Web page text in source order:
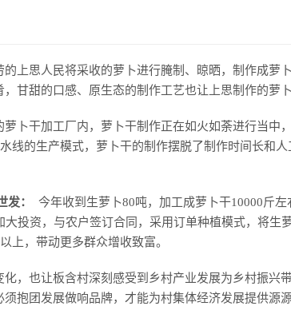
上思人民将采收的萝卜进行腌制、晾晒，制作成萝
甘甜的口感、原生态的制作工艺也让上思制作的萝
卜干加工厂内，萝卜干制作正在如火如荼进行当中
线的生产模式，萝卜干的制作摆脱了制作时间长和
发： 今年收到生萝卜80吨，加工成萝卜干10000斤
投资，与农户签订合同，采用订单种植模式，将生
上，带动更多群众增收致富。
，也让板含村深刻感受到乡村产业发展为乡村振兴
抱团发展做响品牌，才能为村集体经济发展提供源